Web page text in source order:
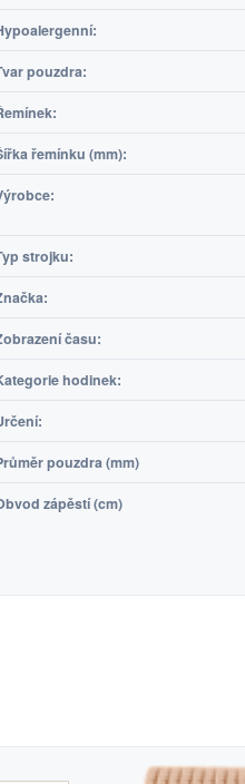
pouzdra:
řemínku (mm):
strojku:
času:
hodinek:
pouzdra (mm)
zápěstí (cm)